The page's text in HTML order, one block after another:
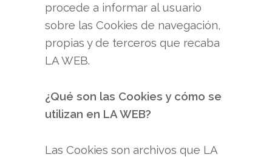
procede a informar al usuario
sobre las Cookies de navegación,
propias y de terceros que recaba
LA WEB.
¿Qué son las Cookies y cómo se
utilizan en LA WEB?
Las Cookies son archivos que LA